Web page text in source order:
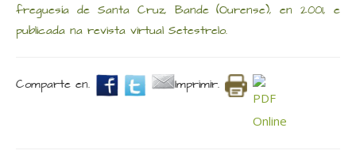
freguesía de Santa Cruz, Bande (Ourense), en 2001, e
publicada na revista virtual Setestrelo.
Comparte en. Imprimir.